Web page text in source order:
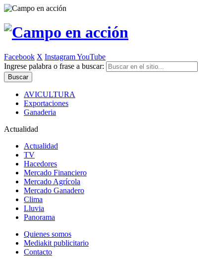
Facebook X InstagramYouTube
Ingrese palabra o frase a buscar:
AVICULTURA
Exportaciones
Ganaderia
Actualidad
Actualidad
TV
Hacedores
Mercado Financiero
Mercado Agrícola
Mercado Ganadero
Clima
Lluvia
Panorama
Quienes somos
Mediakit publicitario
Contacto